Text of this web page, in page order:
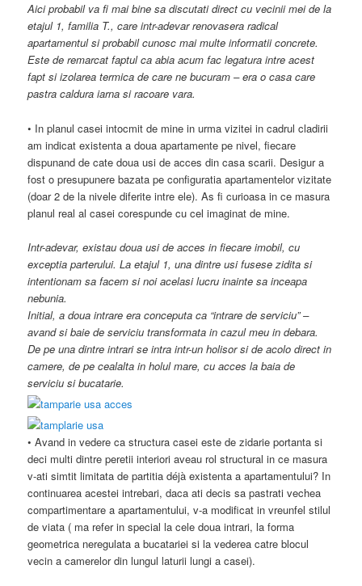
Aici probabil va fi mai bine sa discutati direct cu vecinii mei de la
etajul 1, familia T., care intr-adevar renovasera radical
apartamentul si probabil cunosc mai multe informatii concrete.
Este de remarcat faptul ca abia acum fac legatura intre acest
fapt si izolarea termica de care ne bucuram – era o casa care
pastra caldura iarna si racoare vara.
• In planul casei intocmit de mine in urma vizitei in cadrul cladirii
am indicat existenta a doua apartamente pe nivel, fiecare
dispunand de cate doua usi de acces din casa scarii. Desigur a
fost o presupunere bazata pe configuratia apartamentelor vizitate
(doar 2 de la nivele diferite intre ele). As fi curioasa in ce masura
planul real al casei corespunde cu cel imaginat de mine.
Intr-adevar, existau doua usi de acces in fiecare imobil, cu
exceptia parterului. La etajul 1, una dintre usi fusese zidita si
intentionam sa facem si noi acelasi lucru inainte sa inceapa
nebunia.
Initial, a doua intrare era conceputa ca “intrare de serviciu” –
avand si baie de serviciu transformata in cazul meu in debara.
De pe una dintre intrari se intra intr-un holisor si de acolo direct in
camere, de pe cealalta in holul mare, cu acces la baia de
serviciu si bucatarie.
• Avand in vedere ca structura casei este de zidarie portanta si
deci multi dintre peretii interiori aveau rol structural in ce masura
v-ati simtit limitata de partitia déjà existenta a apartamentului? In
continuarea acestei intrebari, daca ati decis sa pastrati vechea
compartimentare a apartamentului, v-a modificat in vreunfel stilul
de viata ( ma refer in special la cele doua intrari, la forma
geometrica neregulata a bucatariei si la vederea catre blocul
vecin a camerelor din lungul laturii lungi a casei).